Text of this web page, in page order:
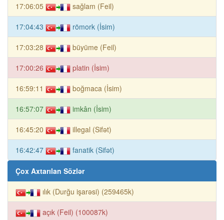
17:06:05 sağlam (Feil)
17:04:43 römork (İsim)
17:03:28 büyüme (Feil)
17:00:26 platin (İsim)
16:59:11 boğmaca (İsim)
16:57:07 imkân (İsim)
16:45:20 illegal (Sifət)
16:42:47 fanatik (Sifət)
Çox Axtarılan Sözlər
ılık (Durğu işarəsi) (259465k)
açık (Feil) (100087k)